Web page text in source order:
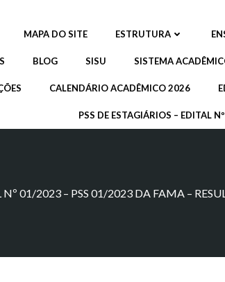
MAPA DO SITE ESTRUTURA
BLOG SISU SISTEMA
CALENDÁRIO ACADÊMICO 2026
PSS DE ESTAGIÁRIOS – EDITAL
Nº 01/2023 – PSS 01/2023 DA FAMA –